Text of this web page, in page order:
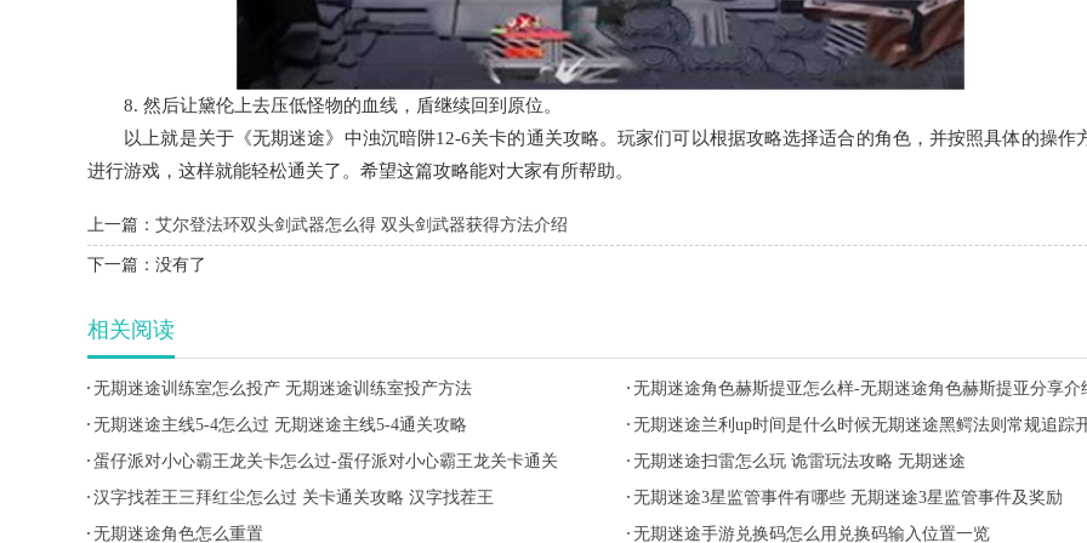
8. 然后让黛伦上去压低怪物的血线，盾继续回到原位。
以上就是关于《无期迷途》中浊沉暗阱12-6关卡的通关攻略。玩家们可以根据攻略选择适合的角色，并按照具体的操作
进行游戏，这样就能轻松通关了。希望这篇攻略能对大家有所帮助。
上一篇： 艾尔登法环双头剑武器怎么得 双头剑武器获得方法介绍
下一篇： 没有了
相关阅读
无期迷途训练室怎么投产 无期迷途训练室投产方法
无期迷途角色赫斯提亚怎么样-无期迷途角色赫斯提亚分享介
无期迷途主线5-4怎么过 无期迷途主线5-4通关攻略
无期迷途兰利up时间是什么时候无期迷途黑鳄法则常规追踪
启时间分享
蛋仔派对小心霸王龙关卡怎么过-蛋仔派对小心霸王龙关卡通关
技巧
无期迷途扫雷怎么玩 诡雷玩法攻略 无期迷途
汉字找茬王三拜红尘怎么过 关卡通关攻略 汉字找茬王
无期迷途3星监管事件有哪些 无期迷途3星监管事件及奖励
无期迷途角色怎么重置
无期迷途手游兑换码怎么用兑换码输入位置一览